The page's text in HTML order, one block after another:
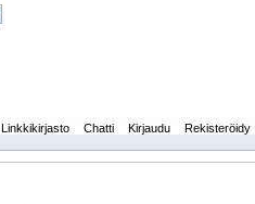
Linkkikirjasto Chatti Kirjaudu Rekisteröidy